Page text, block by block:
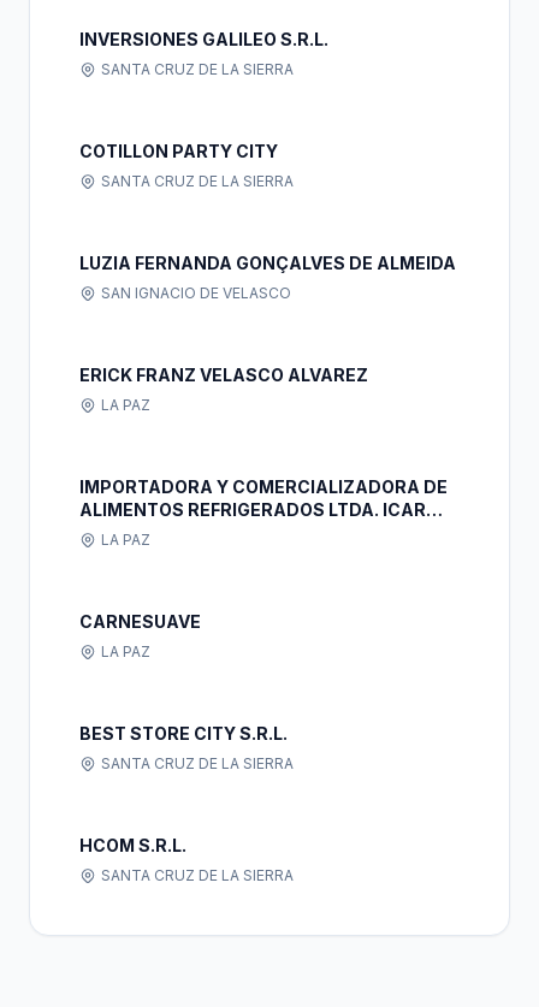
INVERSIONES GALILEO S.R.L.
SANTA CRUZ DE LA SIERRA
COTILLON PARTY CITY
SANTA CRUZ DE LA SIERRA
LUZIA FERNANDA GONÇALVES DE ALMEIDA
SAN IGNACIO DE VELASCO
ERICK FRANZ VELASCO ALVAREZ
LA PAZ
IMPORTADORA Y COMERCIALIZADORA DE
ALIMENTOS REFRIGERADOS LTDA. ICAR
LTDA.
LA PAZ
CARNESUAVE
LA PAZ
BEST STORE CITY S.R.L.
SANTA CRUZ DE LA SIERRA
HCOM S.R.L.
SANTA CRUZ DE LA SIERRA